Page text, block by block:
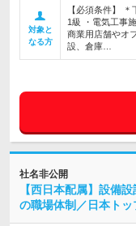
対象と
なる方
【必須条件】
1級 ・電気工事
商業用店舗やオ
設、倉庫…
社名非公開
【西日本配属】設備
の職場体制／日本ト